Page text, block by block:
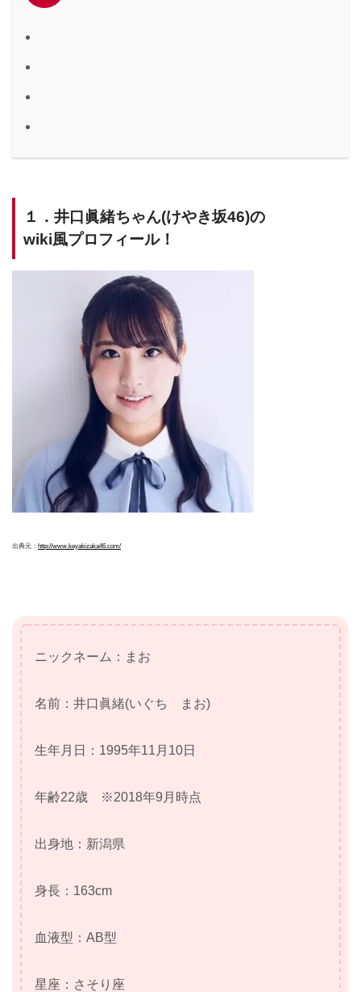
１．井口眞緒ちゃん(けやき坂46)の
wiki風プロフィール！
出典元： http://www.keyakizaka46.com/
ニックネーム：まお
名前：井口眞緒(いぐち まお)
生年月日：1995年11月10日
年齢22歳 ※2018年9月時点
出身地：新潟県
身長：163cm
血液型：AB型
星座：さそり座